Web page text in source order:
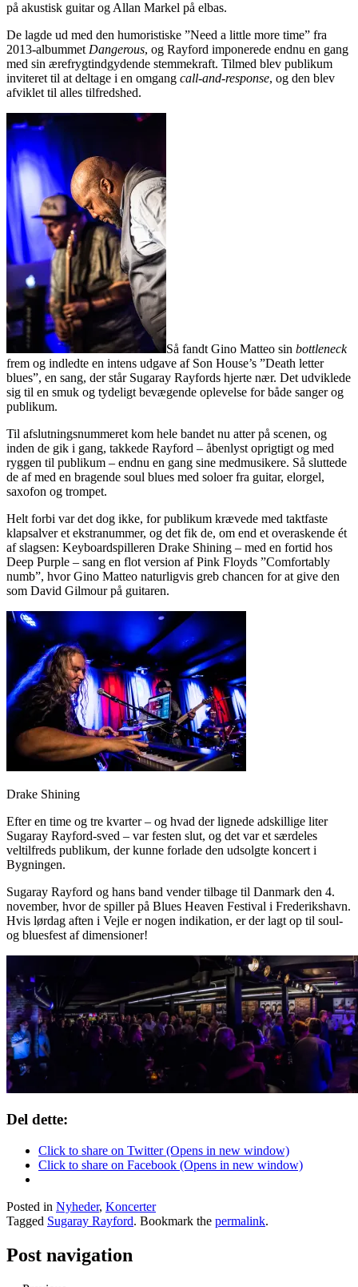
på akustisk guitar og Allan Markel på elbas.
De lagde ud med den humoristiske ”Need a little more time” fra
2013-albummet Dangerous, og Rayford imponerede endnu en gang
med sin ærefrygtindgydende stemmekraft. Tilmed blev publikum
inviteret til at deltage i en omgang call-and-response, og den blev
afviklet til alles tilfredshed.
Så fandt Gino Matteo sin bottleneck
frem og indledte en intens udgave af Son House’s ”Death letter
blues”, en sang, der står Sugaray Rayfords hjerte nær. Det udviklede
sig til en smuk og tydeligt bevægende oplevelse for både sanger og
publikum.
Til afslutningsnummeret kom hele bandet nu atter på scenen, og
inden de gik i gang, takkede Rayford – åbenlyst oprigtigt og med
ryggen til publikum – endnu en gang sine medmusikere. Så sluttede
de af med en bragende soul blues med soloer fra guitar, elorgel,
saxofon og trompet.
Helt forbi var det dog ikke, for publikum krævede med taktfaste
klapsalver et ekstranummer, og det fik de, om end et overaskende ét
af slagsen: Keyboardspilleren Drake Shining – med en fortid hos
Deep Purple – sang en flot version af Pink Floyds ”Comfortably
numb”, hvor Gino Matteo naturligvis greb chancen for at give den
som David Gilmour på guitaren.
Drake Shining
Efter en time og tre kvarter – og hvad der lignede adskillige liter
Sugaray Rayford-sved – var festen slut, og det var et særdeles
veltilfreds publikum, der kunne forlade den udsolgte koncert i
Bygningen.
Sugaray Rayford og hans band vender tilbage til Danmark den 4.
november, hvor de spiller på Blues Heaven Festival i Frederikshavn.
Hvis lørdag aften i Vejle er nogen indikation, er der lagt op til soul-
og bluesfest af dimensioner!
Del dette:
Click to share on Twitter (Opens in new window)
Click to share on Facebook (Opens in new window)
Posted in Nyheder, Koncerter
Tagged Sugaray Rayford. Bookmark the permalink.
Post navigation